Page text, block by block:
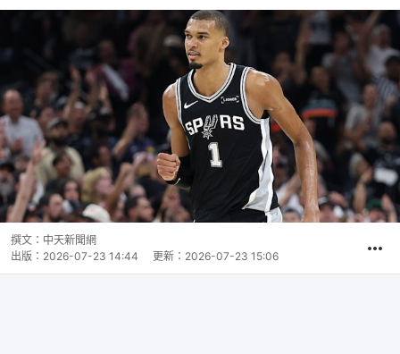
撰文： 中天新聞網
出版： 2026-07-23 14:44 更新： 2026-07-23 15:06